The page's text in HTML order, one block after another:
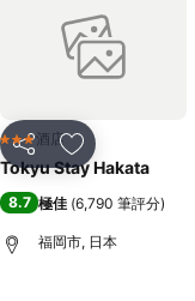
分享 放到收藏夾
3 星級酒店
Tokyu Stay Hakata
8.7 極佳 (6,790 筆評分)
福岡市, 日本